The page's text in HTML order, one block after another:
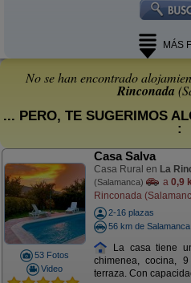
MÁS
No se han encontrado
Rinconada
... PERO, TE SUGERIMOS
:
53 Fotos
Video
Casa Salva
Casa Rural en La
(Salamanca) a 0,9
Rinconada
2-16 plazas
56 km de Salamanca
La casa tiene
chimenea, cocina,
terraza. Con